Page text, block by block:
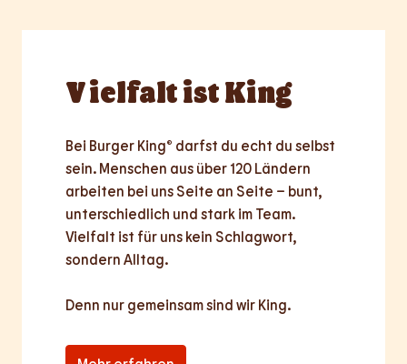
Vielfaltist King
Bei Burger King® darfst du echt du selbst
sein. Menschen aus über 120 Ländern
arbeiten bei uns Seite an Seite – bunt,
unterschiedlich und stark im Team.
Vielfalt ist für uns kein Schlagwort,
sondern Alltag.
Denn nur gemeinsamsind wir King.